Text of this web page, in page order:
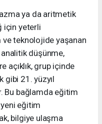
ya da aritmetik
için yeterli
teknolojide yaşanan
düşünme,
açıklık, grup içinde
gibi 21. yüzyıl
Bu bağlamda eğitim
eğitim
bilgiye ulaşma